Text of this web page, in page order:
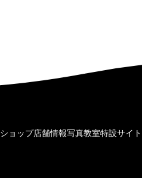
ョップ店舗情報写真教室特設サイト